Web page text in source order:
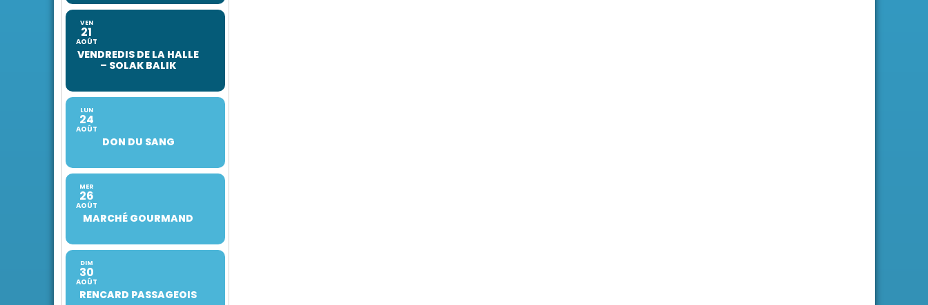
VEN
21
AOÛT
VENDREDIS DE LA HALLE
– SOLAK BALIK
LUN
24
AOÛT
DON DU SANG
MER
26
AOÛT
MARCHÉ GOURMAND
DIM
30
AOÛT
RENCARD PASSAGEOIS